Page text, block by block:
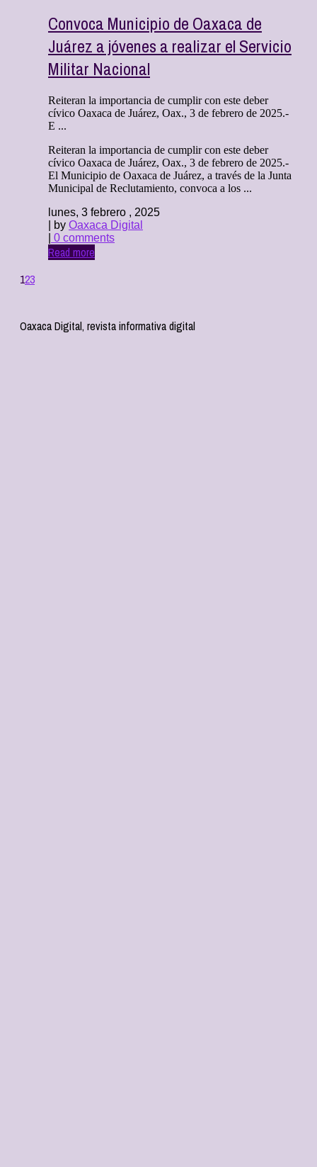
Convoca Municipio de Oaxaca de
Juárez a jóvenes a realizar el Servicio
Militar Nacional
Reiteran la importancia de cumplir con este deber
cívico Oaxaca de Juárez, Oax., 3 de febrero de 2025.-
E ...
Reiteran la importancia de cumplir con este deber
cívico Oaxaca de Juárez, Oax., 3 de febrero de 2025.-
El Municipio de Oaxaca de Juárez, a través de la Junta
Municipal de Reclutamiento, convoca a los ...
lunes, 3 febrero , 2025
| by Oaxaca Digital
0 comments
Read more
123
Oaxaca Digital, revista informativa digital